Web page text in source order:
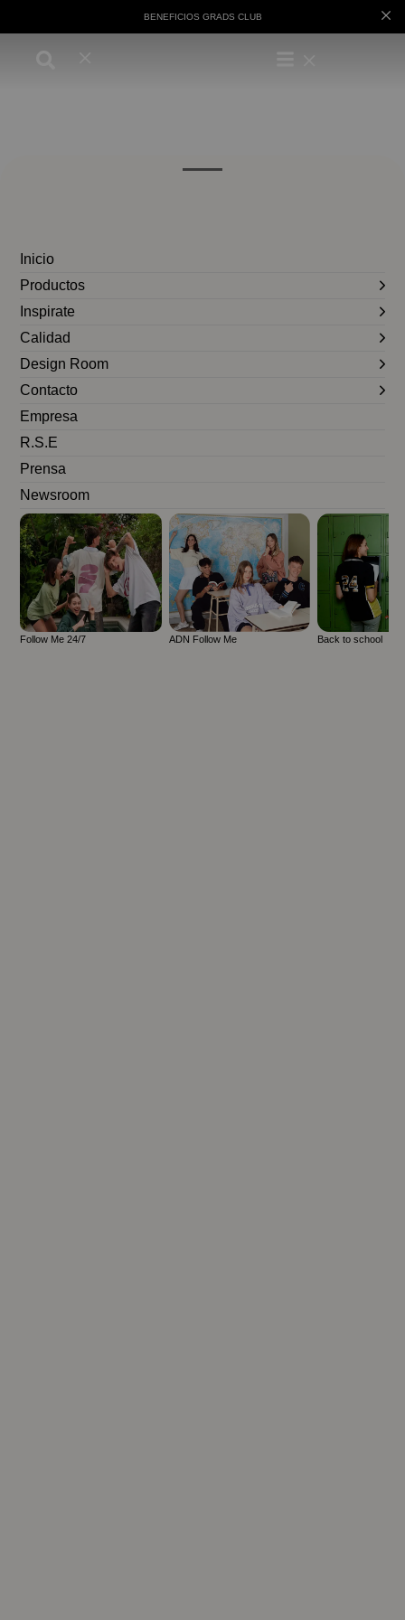
BENEFICIOS GRADS CLUB
Inicio
Productos
Inspirate
Calidad
Design Room
Contacto
Empresa
R.S.E
Prensa
Newsroom
Follow Me 24/7 ADN Follow Me Back to school